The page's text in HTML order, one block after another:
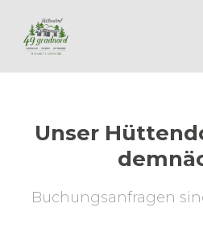
Unser
Buchungsanfragen